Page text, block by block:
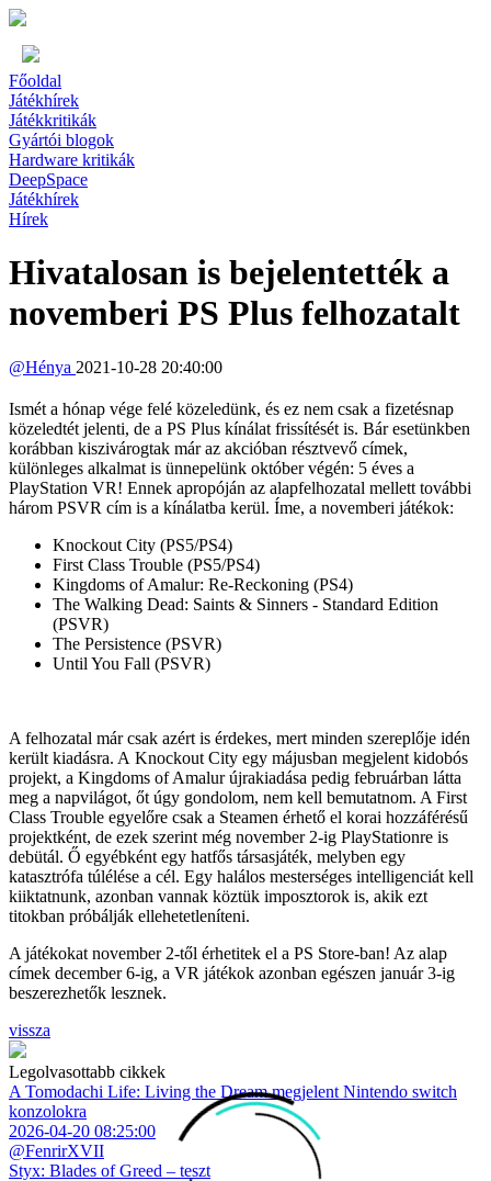
Főoldal
Játékhírek
Játékkritikák
Gyártói blogok
Hardware kritikák
DeepSpace
Játékhírek
Hírek
Hivatalosan is bejelentették a
novemberi PS Plus felhozatalt
@Hénya 2021-10-28 20:40:00
Ismét a hónap vége felé közeledünk, és ez nem csak a fizetésnap
közeledtét jelenti, de a PS Plus kínálat frissítését is. Bár esetünkben
korábban kiszivárogtak már az akcióban résztvevő címek,
különleges alkalmat is ünnepelünk október végén: 5 éves a
PlayStation VR! Ennek apropóján az alapfelhozatal mellett további
három PSVR cím is a kínálatba kerül. Íme, a novemberi játékok:
Knockout City (PS5/PS4)
First Class Trouble (PS5/PS4)
Kingdoms of Amalur: Re-Reckoning (PS4)
The Walking Dead: Saints & Sinners - Standard Edition
(PSVR)
The Persistence (PSVR)
Until You Fall (PSVR)
A felhozatal már csak azért is érdekes, mert minden szereplője idén
került kiadásra. A Knockout City egy májusban megjelent kidobós
projekt, a Kingdoms of Amalur újrakiadása pedig februárban látta
meg a napvilágot, őt úgy gondolom, nem kell bemutatnom. A First
Class Trouble egyelőre csak a Steamen érhető el korai hozzáférésű
projektként, de ezek szerint még november 2-ig PlayStationre is
debütál. Ő egyébként egy hatfős társasjáték, melyben egy
katasztrófa túlélése a cél. Egy halálos mesterséges intelligenciát kell
kiiktatnunk, azonban vannak köztük imposztorok is, akik ezt
titokban próbálják ellehetetleníteni.
A játékokat november 2-től érhetitek el a PS Store-ban! Az alap
címek december 6-ig, a VR játékok azonban egészen január 3-ig
beszerezhetők lesznek.
vissza
Legolvasottabb cikkek
A Tomodachi Life: Living the Dream megjelent Nintendo switch
konzolokra
2026-04-20 08:25:00
@FenrirXVII
Styx: Blades of Greed – teszt